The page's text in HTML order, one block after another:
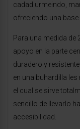
cadad urmeindo,
ofreciendo una
Para una medida de
apoyo en la parte
duradero y
en una buhardilla
el cual se sirve
sencillo de llevarlo
accesibilidad.